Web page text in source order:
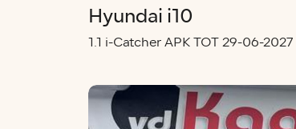
Hyundai i10
1.1 i-Catcher APK TOT 29-06-2027